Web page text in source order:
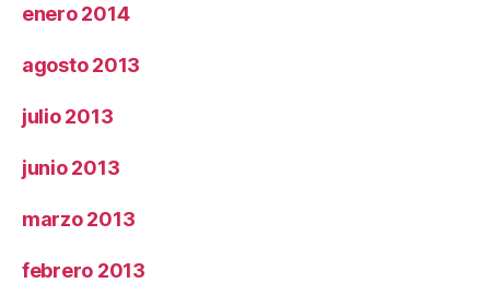
enero 2014
agosto 2013
julio 2013
junio 2013
marzo 2013
febrero 2013